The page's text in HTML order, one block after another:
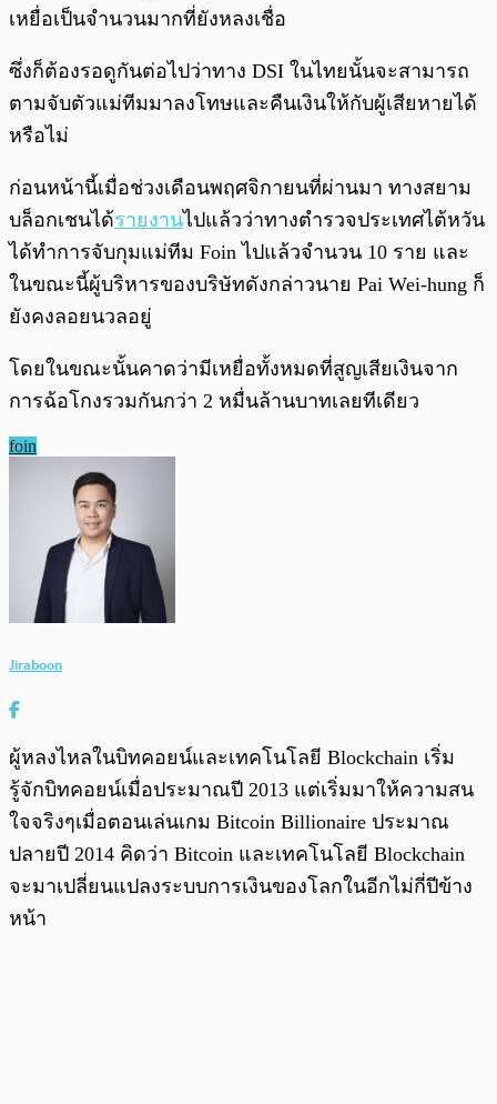
เหยื่อเป็นจำนวนมากที่ยังหลงเชื่อ
ซึ่งก็ต้องรอดูกันต่อไปว่าทาง DSI ในไทยนั้นจะสามารถ
ตามจับตัวแม่ทีมมาลงโทษและคืนเงินให้กับผู้เสียหายได้
หรือไม่
ก่อนหน้านี้เมื่อช่วงเดือนพฤศจิกายนที่ผ่านมา ทางสยาม
บล็อกเชนได้รายงานไปแล้วว่าทางตำรวจประเทศไต้หวัน
ได้ทำการจับกุมแม่ทีม Foin ไปแล้วจำนวน 10 ราย และ
ในขณะนี้ผู้บริหารของบริษัทดังกล่าวนาย Pai Wei-hung ก็
ยังคงลอยนวลอยู่
โดยในขณะนั้นคาดว่ามีเหยื่อทั้งหมดที่สูญเสียเงินจาก
การฉ้อโกงรวมกันกว่า 2 หมื่นล้านบาทเลยทีเดียว
foin
Jiraboon
ผู้หลงไหลในบิทคอยน์และเทคโนโลยี Blockchain เริ่ม
รู้จักบิทคอยน์เมื่อประมาณปี 2013 แต่เริ่มมาให้ความสน
ใจจริงๆเมื่อตอนเล่นเกม Bitcoin Billionaire ประมาณ
ปลายปี 2014 คิดว่า Bitcoin และเทคโนโลยี Blockchain
จะมาเปลี่ยนแปลงระบบการเงินของโลกในอีกไม่กี่ปีข้าง
หน้า